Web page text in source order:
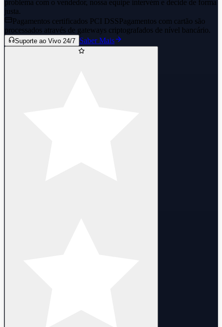
problema com o vendedor, nossa equipe intervém e decide de forma
justa.
Pagamentos certificados PCI DSSPagamentos com cartão são
processados através de gateways criptografados de nível bancário.
Suporte ao Vivo 24/7 Saber Mais